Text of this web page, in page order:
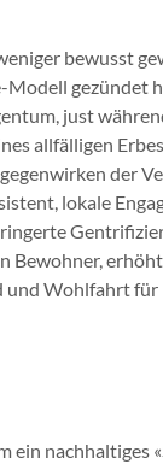
bewusst
gezündet
just
allfälligen
der
lokale
Wohlfahrt für
ein nachhaltiges